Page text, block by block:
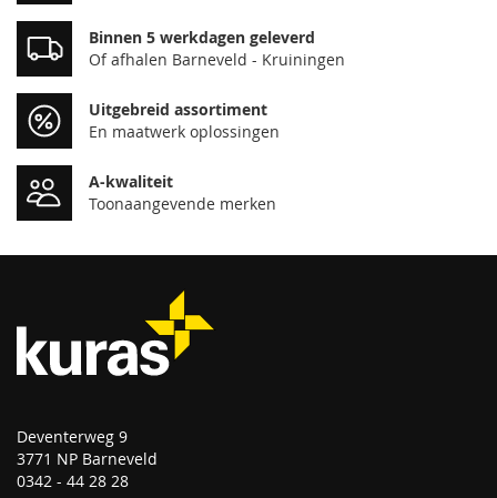
Binnen 5 werkdagen geleverd
Of afhalen Barneveld - Kruiningen
Uitgebreid assortiment
En maatwerk oplossingen
A-kwaliteit
Toonaangevende merken
Deventerweg 9
3771 NP Barneveld
0342 - 44 28 28